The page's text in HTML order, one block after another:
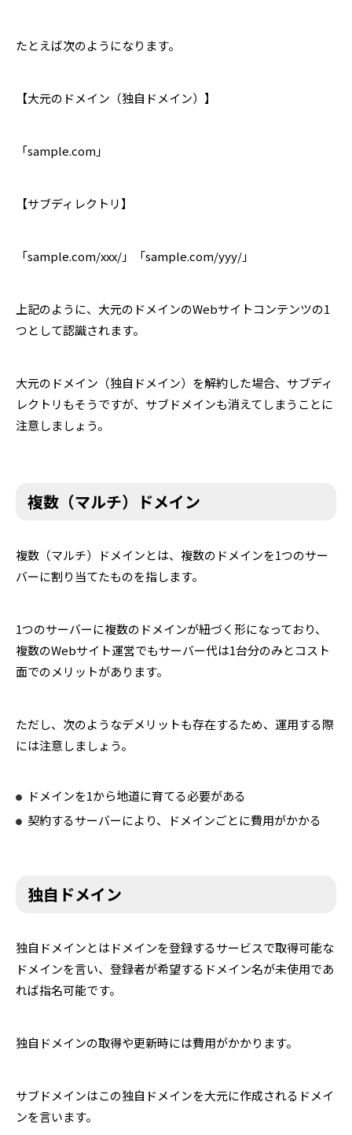
たとえば次のようになります。
【大元のドメイン（独自ドメイン）】
「sample.com」
【サブディレクトリ】
「sample.com/xxx/」「sample.com/yyy/」
上記のように、大元のドメインのWebサイトコンテンツの1
つとして認識されます。
大元のドメイン（独自ドメイン）を解約した場合、サブディ
レクトリもそうですが、サブドメインも消えてしまうことに
注意しましょう。
複数（マルチ）ドメイン
複数（マルチ）ドメインとは、複数のドメインを1つのサー
バーに割り当てたものを指します。
1つのサーバーに複数のドメインが紐づく形になっており、
複数のWebサイト運営でもサーバー代は1台分のみとコスト
面でのメリットがあります。
ただし、次のようなデメリットも存在するため、運用する際
には注意しましょう。
ドメインを1から地道に育てる必要がある
契約するサーバーにより、ドメインごとに費用がかかる
独自ドメイン
独自ドメインとはドメインを登録するサービスで取得可能な
ドメインを言い、登録者が希望するドメイン名が未使用であ
れば指名可能です。
独自ドメインの取得や更新時には費用がかかります。
サブドメインはこの独自ドメインを大元に作成されるドメイ
ンを言います。